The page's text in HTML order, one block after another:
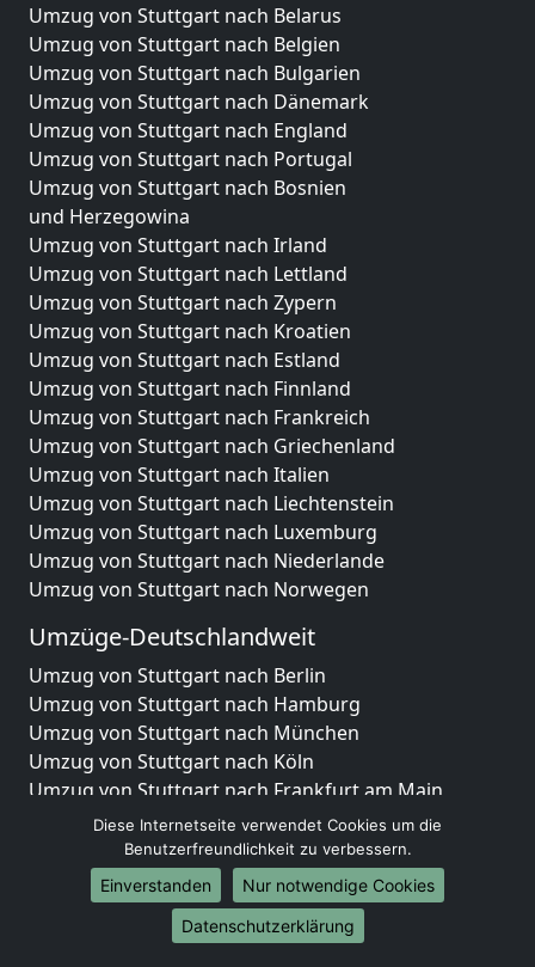
Umzug von Stuttgart nach Belarus
Umzug von Stuttgart nach Belgien
Umzug von Stuttgart nach Bulgarien
Umzug von Stuttgart nach Dänemark
Umzug von Stuttgart nach England
Umzug von Stuttgart nach Portugal
Umzug von Stuttgart nach Bosnien
und Herzegowina
Umzug von Stuttgart nach Irland
Umzug von Stuttgart nach Lettland
Umzug von Stuttgart nach Zypern
Umzug von Stuttgart nach Kroatien
Umzug von Stuttgart nach Estland
Umzug von Stuttgart nach Finnland
Umzug von Stuttgart nach Frankreich
Umzug von Stuttgart nach Griechenland
Umzug von Stuttgart nach Italien
Umzug von Stuttgart nach Liechtenstein
Umzug von Stuttgart nach Luxemburg
Umzug von Stuttgart nach Niederlande
Umzug von Stuttgart nach Norwegen
Umzüge-Deutschlandweit
Umzug von Stuttgart nach Berlin
Umzug von Stuttgart nach Hamburg
Umzug von Stuttgart nach München
Umzug von Stuttgart nach Köln
Umzug von Stuttgart nach Frankfurt am Main
Umzug von Stuttgart nach Stuttgart
Umzug von Stuttgart nach Düsseldorf
Umzug von Stuttgart nach Leipzig
Umzug von Stuttgart nach Dortmund
Umzug von Stuttgart nach Essen
Diese Internetseite verwendet Cookies um die
Benutzerfreundlichkeit zu verbessern.
Einverstanden
Nur notwendige Cookies
Datenschutzerklärung